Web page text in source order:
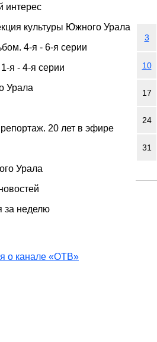
интерес
культуры Южного Урала
4-я - 6-я серии
я - 4-я серии
Урала
20 лет в эфире
Урала
за неделю
о канале «ОТВ»
3
10
17
24
31